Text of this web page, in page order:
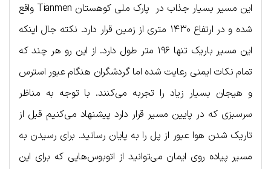
این مسیر بسیار جذاب در پارک ملی کوهستان Tianmen واقع
شده‌ و در ارتفاع ۱۴۳۰ متری از زمین قرار دارد. نکته جال اینکه
این مسیر باریک تنها ۱۹۶ متر طول دارد. از این رو هر چند که
تمام نکات ایمنی رعایت شده اما گردشگران هنگام عبور استرس
و هیجان بسیار زیاد را تجربه می‌کنند. با توجه به مناظر
سرسبزی که در پایین مسیر قرار دارد پیشنهاد می‌کنیم قبل از
تاریک شدن هوا عبور از پل را به پایان رسانید. برای رسیدن به
مسیر پیاده روی ایمان می‌توانید از اتوبوس‌هایی که برای این